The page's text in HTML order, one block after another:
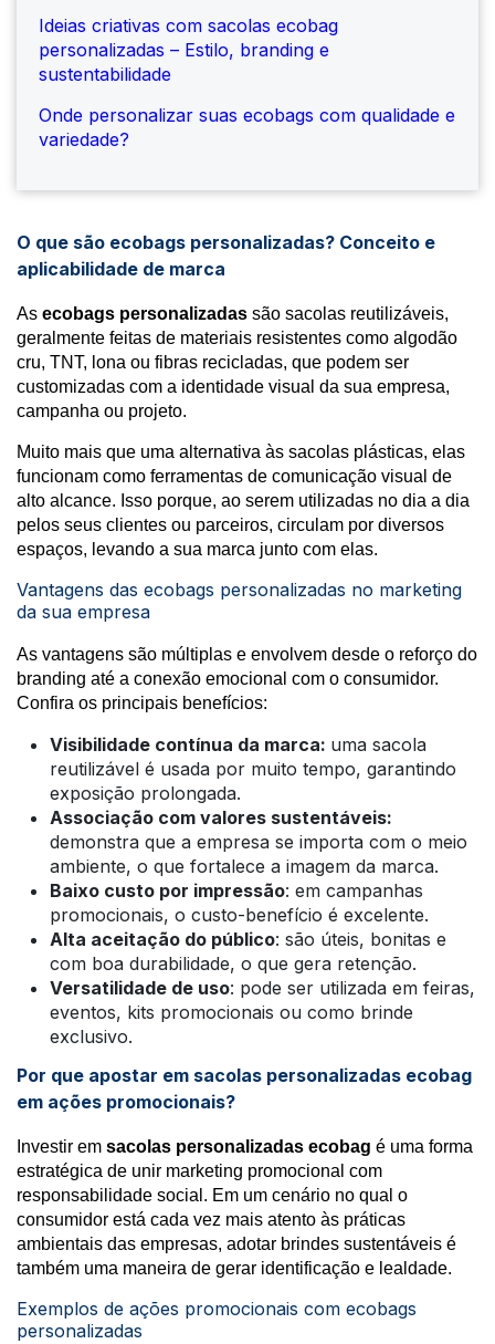
Ideias criativas com sacolas ecobag
personalizadas – Estilo, branding e
sustentabilidade
Onde personalizar suas ecobags com qualidade e
variedade?
O que são ecobags personalizadas? Conceito e
aplicabilidade de marca
As ecobags personalizadas são sacolas reutilizáveis,
geralmente feitas de materiais resistentes como algodão
cru, TNT, lona ou fibras recicladas, que podem ser
customizadas com a identidade visual da sua empresa,
campanha ou projeto.
Muito mais que uma alternativa às sacolas plásticas, elas
funcionam como ferramentas de comunicação visual de
alto alcance. Isso porque, ao serem utilizadas no dia a dia
pelos seus clientes ou parceiros, circulam por diversos
espaços, levando a sua marca junto com elas.
Vantagens das ecobags personalizadas no marketing
da sua empresa
As vantagens são múltiplas e envolvem desde o reforço do
branding até a conexão emocional com o consumidor.
Confira os principais benefícios:
Visibilidade contínua da marca: uma sacola
reutilizável é usada por muito tempo, garantindo
exposição prolongada.
Associação com valores sustentáveis:
demonstra que a empresa se importa com o meio
ambiente, o que fortalece a imagem da marca.
Baixo custo por impressão: em campanhas
promocionais, o custo-benefício é excelente.
Alta aceitação do público: são úteis, bonitas e
com boa durabilidade, o que gera retenção.
Versatilidade de uso: pode ser utilizada em feiras,
eventos, kits promocionais ou como brinde
exclusivo.
Por que apostar em sacolas personalizadas ecobag
em ações promocionais?
Investir em sacolas personalizadas ecobag é uma forma
estratégica de unir marketing promocional com
responsabilidade social. Em um cenário no qual o
consumidor está cada vez mais atento às práticas
ambientais das empresas, adotar brindes sustentáveis é
também uma maneira de gerar identificação e lealdade.
Exemplos de ações promocionais com ecobags
personalizadas